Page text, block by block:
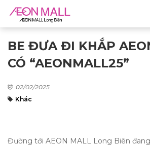
BE ĐƯA ĐI KHẮP
CÓ “AEONMALL25”
02/02/2025
Khác
Đường tới AEON MALL Long Biên